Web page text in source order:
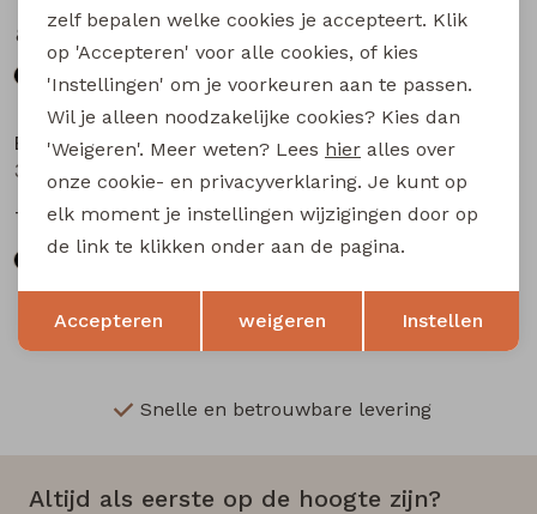
8,99
8,99
Bakkaboe
7,99
Bakkaboe
7,99
Snelle en betrouwbare levering
Altijd als eerste op de hoogte zijn?
Terug Opslaan
zelf bepalen welke cookies je accepteert. Klik
op 'Accepteren' voor alle cookies, of kies
'Instellingen' om je voorkeuren aan te passen.
Wil je alleen noodzakelijke cookies? Kies dan
'Weigeren'. Meer weten? Lees hier alles over
onze cookie- en privacyverklaring. Je kunt op
elk moment je instellingen wijzigingen door op
de link te klikken onder aan de pagina.
Accepteren weigeren Instellen